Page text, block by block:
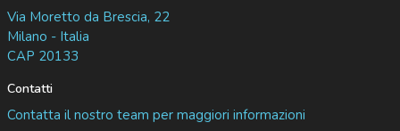
Via Moretto da Brescia, 22
Milano - Italia
CAP 20133
Contatti
Contatta il nostro team per maggiori informazioni